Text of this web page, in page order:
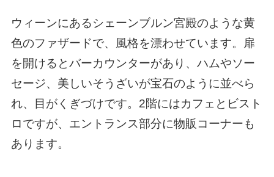
ウィーンにあるシェーンブルン宮殿のような黄
色のファザードで、風格を漂わせています。扉
を開けるとバーカウンターがあり、ハムやソー
セージ、美しいそうざいが宝石のように並べら
れ、目がくぎづけです。2階にはカフェとビスト
ロですが、エントランス部分に物販コーナーも
あります。